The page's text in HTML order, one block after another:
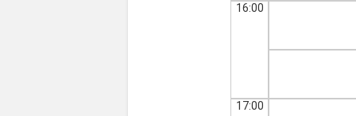
16:00
17:00